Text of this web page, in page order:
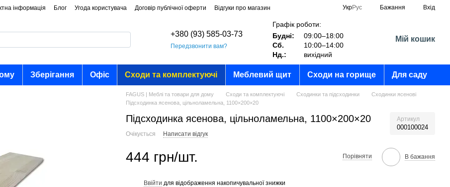
інформація Блог Угода користувача Договір публічної оферти Відгуки про магазин УкрРус Бажання Вхід
+380 (93) 585-03-73
Передзвонити вам?
Графік роботи:
Будні:
09:00–18:00
Сб.
10:00–14:00
Нд.:
вихідний
Мій кошик
Зберігання Офіс Сходи та комплектуючі Меблевий щит Сходи на горище Для саду
FAGUS | Меблі та товари для дому Сходи та комплектуючі Сходинки та підсходинки
Сходинки ясенові
Підсходинка ясенова, цільноламельна, 1100×200×20
Підсходинка ясенова, цільноламельна, 1100×200×20 Артикул
000100024
Очікується Написати відгук
444 грн/шт. Порівняти В бажання
Ввійти для відображення накопичувальної знижки